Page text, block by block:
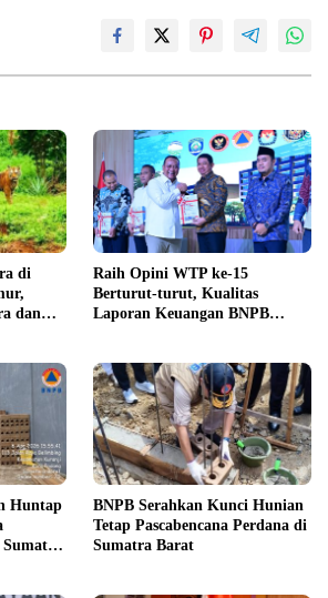
di
dan
Raih Opini WTP ke-15
Berturut-turut, Kualitas
Laporan Keuangan BNPB
Huntap
BNPB Serahkan Kunci Hunian
Tetap Pascabencana Perdana di
Sumatra Barat